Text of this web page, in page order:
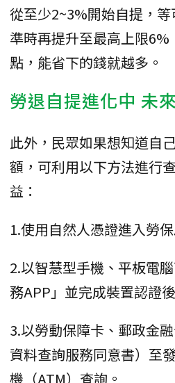
從至少2~3%開始自提，
準時再提升至最高上限
點，能省下的錢就越多。
勞退自提進化中 未
此外，民眾如果想知道自
額，可利用以下方法進行
益：
1.使用自然人憑證進入勞
2.以智慧型手機、平板電
務APP」並完成裝置認證
3.以勞動保障卡、郵政金
資料查詢服務同意書）至
機（ATM）查詢。